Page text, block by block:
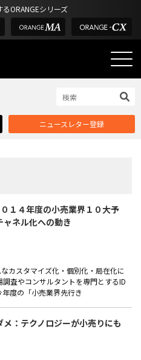
ORANGEシリーズ
ニュースレター登録
１４年度の小売業界１０大予
ネル化への動き
カスタマイズ化・個別化・局在化に
査やコンサルタントを専門とするID
度の「小売業界先行き
：テクノロジーが小売りにも